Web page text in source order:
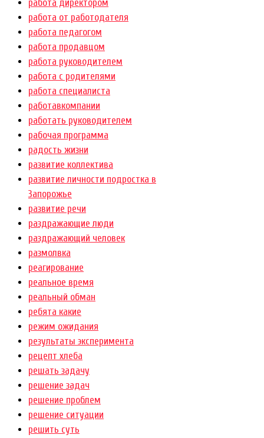
работа директором
работа от работодателя
работа педагогом
работа продавцом
работа руководителем
работа с родителями
работа специалиста
работавкомпании
работать руководителем
рабочая программа
радость жизни
развитие коллектива
развитие личности подростка в
Запорожье
развитие речи
раздражающие люди
раздражающий человек
размолвка
реагирование
реальное время
реальный обман
ребята какие
режим ожидания
результаты эксперимента
рецепт хлеба
решать задачу
решение задач
решение проблем
решение ситуации
решить суть